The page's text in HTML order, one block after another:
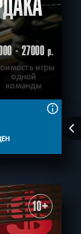
- 27000р.
игры
одной
команды
10+